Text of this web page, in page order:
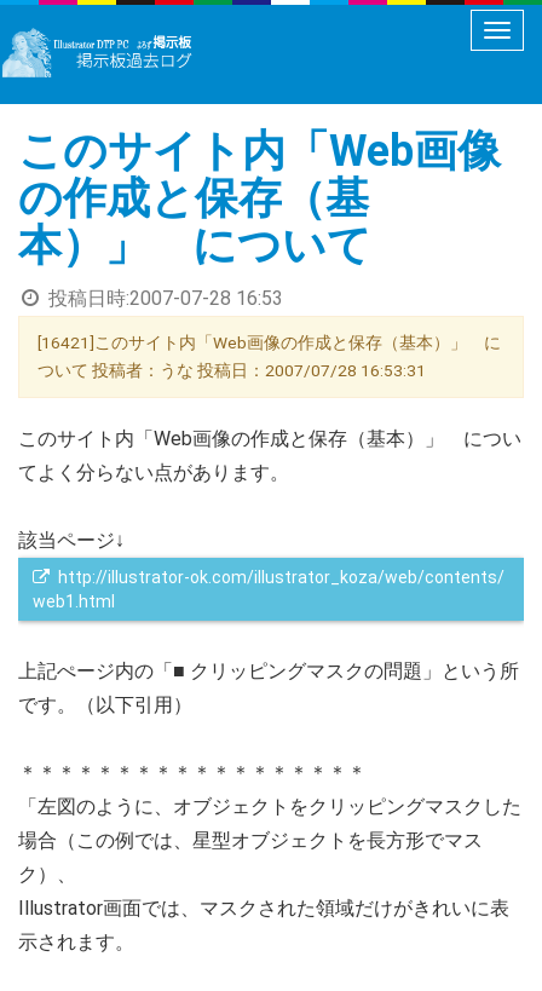
メ
ュ
切
このサイト内「Web画像
の作成と保存（基
本）」 について
投稿日時:2007-07-28 16:53
[16421]このサイト内「Web画像の作成と保存（基本）」 に
ついて 投稿者：うな 投稿日：2007/07/28 16:53:31
このサイト内「Web画像の作成と保存（基本）」 につい
てよく分らない点があります。
該当ページ↓
http://illustrator-ok.com/illustrator_koza/web/contents/
web1.html
上記ぺージ内の「■ クリッピングマスクの問題」という所
です。（以下引用）
＊＊＊＊＊＊＊＊＊＊＊＊＊＊＊＊＊＊
「左図のように、オブジェクトをクリッピングマスクした
場合（この例では、星型オブジェクトを長方形でマス
ク）、
Illustrator画面では、マスクされた領域だけがきれいに表
示されます。